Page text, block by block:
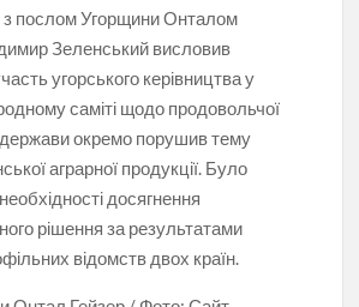
з послом Угорщини Онталом
Зеленський висловив
угорського керівництва у
саміті щодо продовольчої
окремо порушив тему
аграрної продукції. Було
досягнення
рішення за результатами
відомств двох країн.